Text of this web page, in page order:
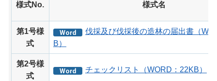
様式No. 様式名
第1号様
式
伐採及び伐採後の造林の届出書（
B）
第2号様
式
チェックリスト（WORD：22KB）